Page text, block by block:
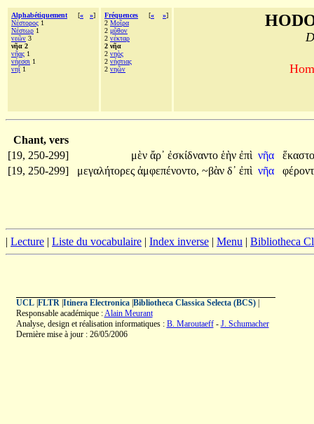
Alphabétiquement [« »]
Νέστορος 1
Νέστωρ 1
νεῶν 3
νῆα 2
νῆας 1
νήεσσι 1
νηῒ 1
Fréquences [« »]
2 Μοῖρα
2 μῦθον
2 νέκταρ
2 νῆα
2 νηὸς
2 νήστιας
2 νηῶν
Chant, vers
[19, 250-299]
μὲν ἄρ᾽ ἐσκίδναντο ἑὴν ἐπὶ νῆα
[19, 250-299]
μεγαλήτορες ἀμφεπένοντο, ~βὰν δ᾽ ἐπὶ νῆα
| Lecture | Liste du vocabulaire | Index inverse | Menu | Bibliotheca
UCL| FLTR| Itinera Electronica| Bibliotheca Classica Selecta (BCS)|
Responsable académique :Alain Meurant
Analyse, design et réalisation informatiques : B. Maroutaeff- J. Schumacher
Dernière mise à jour : 26/05/2006